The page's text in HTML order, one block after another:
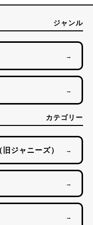
ジャンル
→
→
カテゴリー
ジャニーズ） →
→
→